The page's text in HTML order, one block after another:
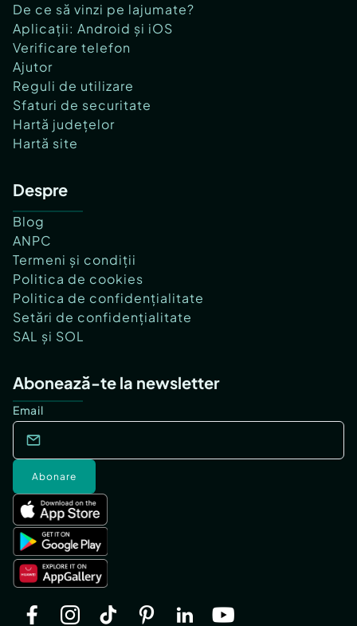
De ce să vinzi pe lajumate?
Aplicații: Android și iOS
Verificare telefon
Ajutor
Reguli de utilizare
Sfaturi de securitate
Hartă județelor
Hartă site
Despre
Blog
ANPC
Termeni și condiții
Politica de cookies
Politica de confidențialitate
Setări de confidențialitate
SAL și SOL
Abonează-te la newsletter
Email
Abonare